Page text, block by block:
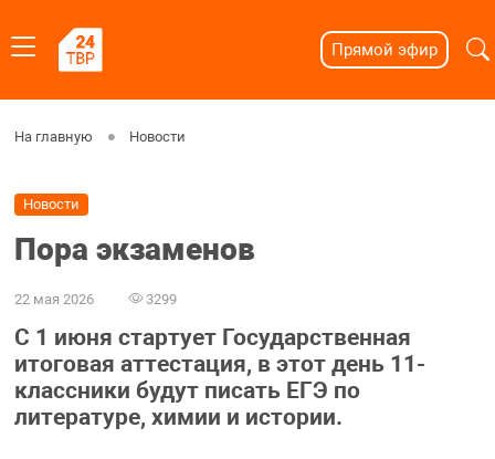
Прямой эфир
На главную Новости
Новости
Пора экзаменов
22 мая 2026 3299
С 1 июня стартует Государственная
итоговая аттестация, в этот день 11-
классники будут писать ЕГЭ по
литературе, химии и истории.